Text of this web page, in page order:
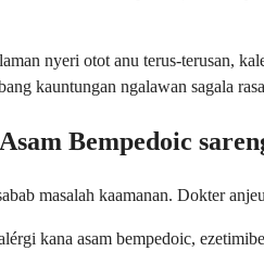
nyeri otot anu terus-terusan,
kauntungan ngalawan sagala
Bempedoic
masalah kaamanan. Dokter
kana asam bempedoic,